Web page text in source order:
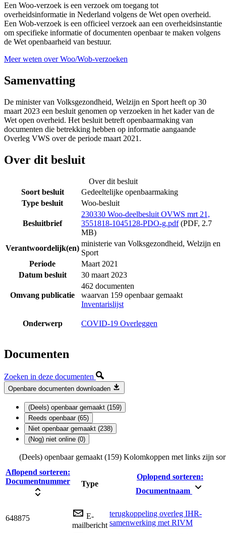
Een Woo-verzoek is een verzoek om toegang tot
overheidsinformatie in Nederland volgens de Wet open overheid.
Een Wob-verzoek is een officieel verzoek aan een overheidsinstantie
om specifieke informatie of documenten openbaar te maken volgens
de Wet openbaarheid van bestuur.
Meer weten over Woo/Wob-verzoeken
Samenvatting
De minister van Volksgezondheid, Welzijn en Sport heeft op 30
maart 2023 een besluit genomen op verzoeken in het kader van de
Wet open overheid. Het besluit betreft openbaarmaking van
documenten die betrekking hebben op informatie aangaande
Overleg VWS over de periode maart 2021.
Over dit besluit
Over dit besluit
Soort besluit
Gedeeltelijke openbaarmaking
Type besluit
Woo-besluit
Besluitbrief
230330 Woo-deelbesluit OVWS mrt 21,
3551818-1045128-PDO-g.pdf(PDF, 2.7
MB)
Verantwoordelijk(en)
ministerie van Volksgezondheid, Welzijn en
Sport
Periode
Maart 2021
Datum besluit
30 maart 2023
Omvang publicatie
462 documenten
waarvan 159 openbaar gemaakt
Inventarislijst
Onderwerp COVID-19 Overleggen
Documenten
Zoeken in deze documenten
Openbare documenten downloaden
(Deels) openbaar gemaakt (159)
Reeds openbaar (65)
Niet openbaar gemaakt (238)
(Nog) niet online (0)
(Deels) openbaar gemaakt (159) Kolomkoppen met links zijn
Aflopend sorteren:
Documentnummer
Type
Oplopend sorteren:
Documentnaam
648875
E-
mailbericht
terugkoppeling overleg IHR-
samenwerking met RIVM